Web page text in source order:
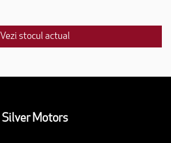
Vezi stocul actual
Silver Motors